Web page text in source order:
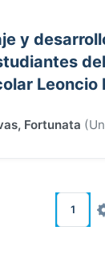
y
Fortunata (
1